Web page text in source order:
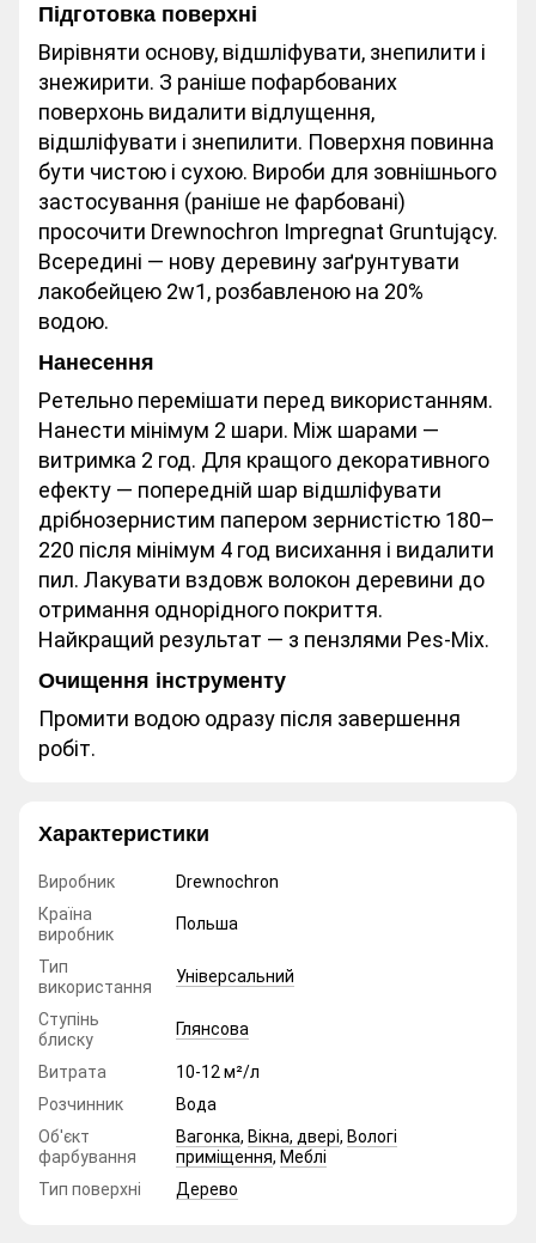
Підготовка поверхні
Вирівняти основу, відшліфувати, знепилити і
знежирити. З раніше пофарбованих
поверхонь видалити відлущення,
відшліфувати і знепилити. Поверхня повинна
бути чистою і сухою. Вироби для зовнішнього
застосування (раніше не фарбовані)
просочити Drewnochron Impregnat Gruntujący.
Всередині — нову деревину заґрунтувати
лакобейцею 2w1, розбавленою на 20%
водою.
Нанесення
Ретельно перемішати перед використанням.
Нанести мінімум 2 шари. Між шарами —
витримка 2 год. Для кращого декоративного
ефекту — попередній шар відшліфувати
дрібнозернистим папером зернистістю 180–
220 після мінімум 4 год висихання і видалити
пил. Лакувати вздовж волокон деревини до
отримання однорідного покриття.
Найкращий результат — з пензлями Pes-Mix.
Очищення інструменту
Промити водою одразу після завершення
робіт.
Характеристики
Виробник
Drewnochron
Країна
виробник
Польша
Тип
використання
Універсальний
Ступінь
блиску
Глянсова
Витрата
10-12 м²/л
Розчинник
Вода
Об'єкт
фарбування
Вагонка, Вікна, двері, Вологі
приміщення, Меблі
Тип поверхні
Дерево